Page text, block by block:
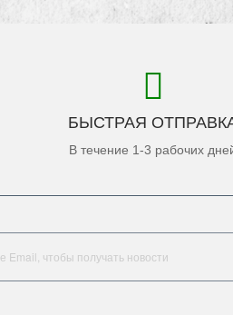
БЫСТРАЯ
В течение 1-3 рабочих